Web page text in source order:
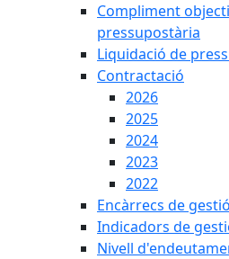
Compliment
pressupostària
Liquidació de
Contractació
2026
2025
2024
2023
2022
Encàrrecs de gestió
Indicadors de
Nivell